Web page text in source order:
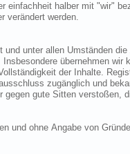
halber mit "wir"
verändert werden.
unter allen Umständen
übernehmen wir
der Inhalte.
zugänglich und
gute Sitten verstoßen,
ohne Angabe von